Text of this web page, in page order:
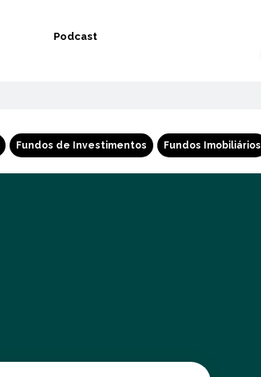
Podcast
Fundos de Investimentos Fundos Imobiliários